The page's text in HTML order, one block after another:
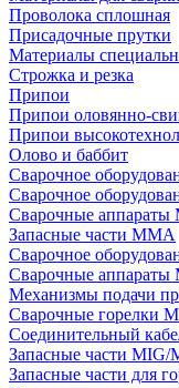
Проволока сплошная
Присадочные прутки
Материалы
Строжка и резка
Припои
Припои оловянно-
Припои
Олово и баббит
Сварочное
Сварочное
Сварочные аппараты
Запасные части MMA
Сварочное
Сварочные аппараты
Механизмы подачи
Сварочные горелки
Соединительный
Запасные части MIG/
Запасные части для